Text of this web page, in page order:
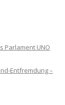
Parlament UNO
Entfremdung –